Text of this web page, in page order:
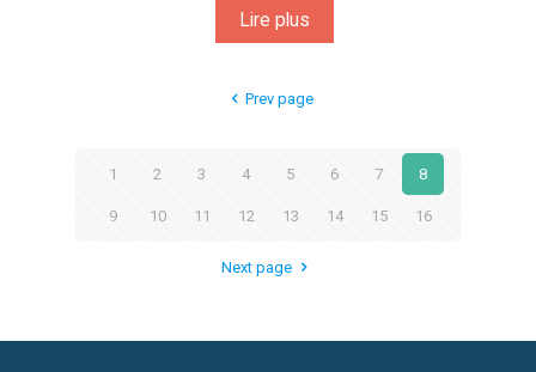
Lire plus
Prev page
1 2 3 4 5 6 7 8
9 10 11 12 13 14 15 16
Next page